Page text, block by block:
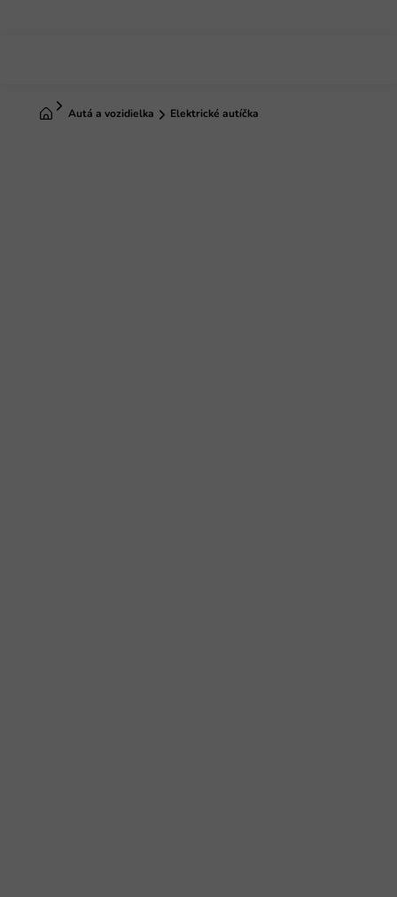
DomovAutá a vozidielka Elektrické autíčka